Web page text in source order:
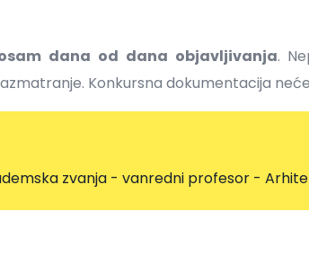
dana od dana objavljivanja.
Konkursna dokumentacija
zvanja - vanredni profesor -